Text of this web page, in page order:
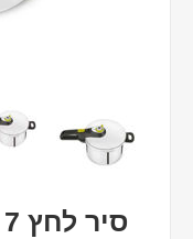
סיר לחץ 7 ליטר טפאל secure